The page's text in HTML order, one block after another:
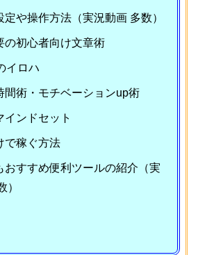
定や操作方法（実況動画 多数）
の初心者向け文章術
イロハ
間術・モチベーションup術
インドセット
で稼ぐ方法
おすすめ便利ツールの紹介（実
）